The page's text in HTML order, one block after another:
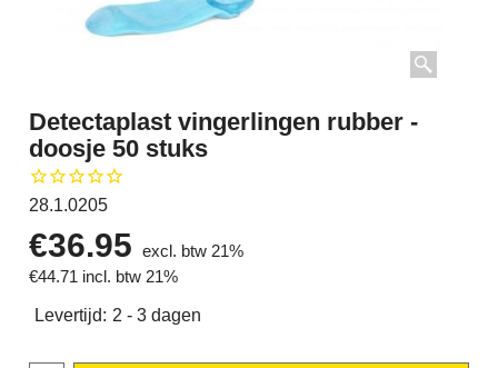
Detectaplast vingerlingen rubber -
doosje 50 stuks
28.1.0205
€36.95
excl. btw 21%
€44.71 incl. btw 21%
Levertijd: 2 - 3 dagen